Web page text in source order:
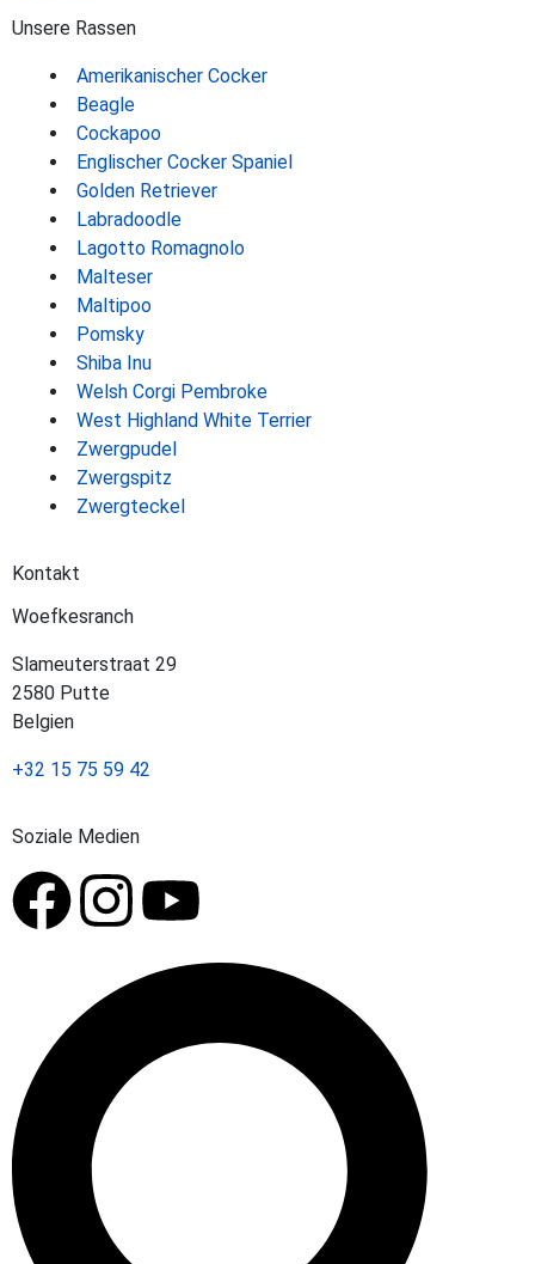
Unsere Rassen
Amerikanischer Cocker
Beagle
Cockapoo
Englischer Cocker Spaniel
Golden Retriever
Labradoodle
Lagotto Romagnolo
Malteser
Maltipoo
Pomsky
Shiba Inu
Welsh Corgi Pembroke
West Highland White Terrier
Zwergpudel
Zwergspitz
Zwergteckel
Kontakt
Woefkesranch
Slameuterstraat 29
2580 Putte
Belgien
+32 15 75 59 42
Soziale Medien